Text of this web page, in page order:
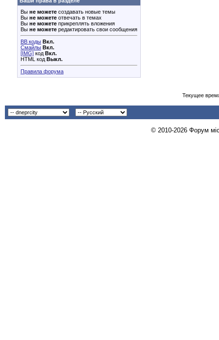
Вы не можете создавать новые темы
Вы не можете отвечать в темах
Вы не можете прикреплять вложения
Вы не можете редактировать свои сообщения
BB коды Вкл.
Смайлы Вкл.
[IMG] код Вкл.
HTML код Выкл.
Правила форума
Текущее
© 2010-2026 Форум